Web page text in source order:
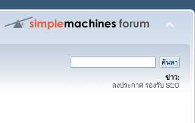
ข่าว:
ลงประกาศ รองรับ SEO